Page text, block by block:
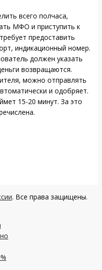
всего полчаса,
МФО и приступить к
предоставить
индикационный номер.
должен указать
возвращаются.
можно отправлять
и одобряет.
15-20 минут. За это
. Все права защищены.